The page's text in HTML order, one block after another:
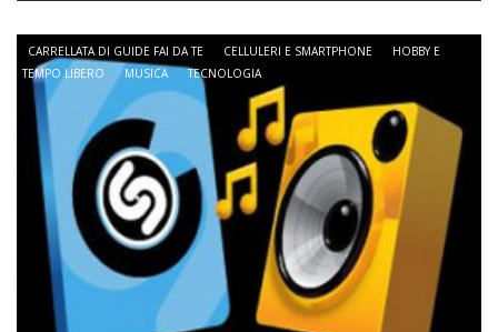
CARRELLATA DI GUIDE FAI DA TE CELLULERI E SMARTPHONE
HOBBY E
TEMPO LIBERO
MUSICA TECNOLOGIA